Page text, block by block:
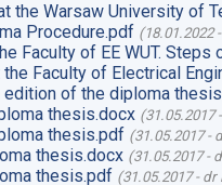
the Warsaw University of
Procedure.pdf (18.01.2022
Faculty of EE WUT.
Faculty of Electrical
of the diploma
thesis.docx (31.05.2017
thesis.pdf (31.05.2017-
thesis.docx (31.05.2017-
thesis.pdf (31.05.2017- dr